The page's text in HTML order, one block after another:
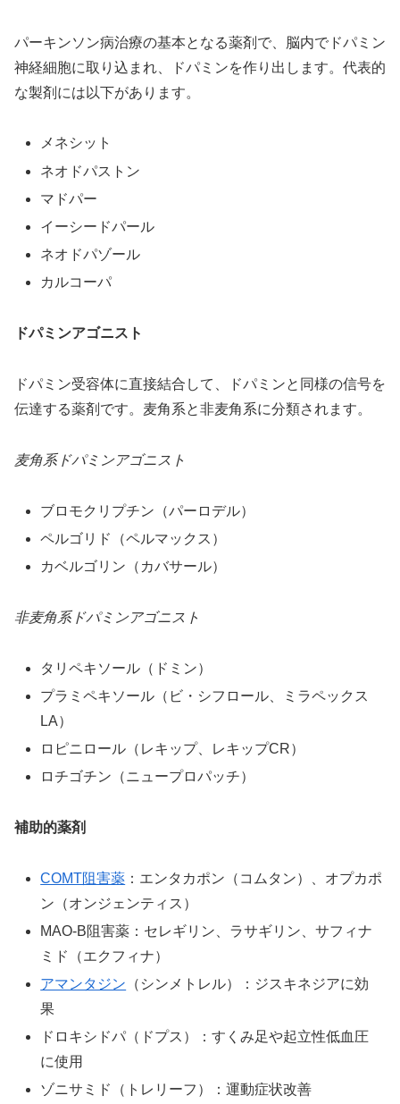
パーキンソン病治療の基本となる薬剤で、脳内でドパミン
神経細胞に取り込まれ、ドパミンを作り出します。代表的
な製剤には以下があります。
メネシット
ネオドパストン
マドパー
イーシードパール
ネオドパゾール
カルコーパ
ドパミンアゴニスト
ドパミン受容体に直接結合して、ドパミンと同様の信号を
伝達する薬剤です。麦角系と非麦角系に分類されます。
麦角系ドパミンアゴニスト
ブロモクリプチン（パーロデル）
ペルゴリド（ペルマックス）
カベルゴリン（カバサール）
非麦角系ドパミンアゴニスト
タリペキソール（ドミン）
プラミペキソール（ビ・シフロール、ミラペックス
LA）
ロピニロール（レキップ、レキップCR）
ロチゴチン（ニュープロパッチ）
補助的薬剤
COMT阻害薬 ：エンタカポン（コムタン）、オプカポ
ン（オンジェンティス）
MAO-B阻害薬：セレギリン、ラサギリン、サフィナ
ミド（エクフィナ）
アマンタジン （シンメトレル）：ジスキネジアに効
果
ドロキシドパ（ドプス）：すくみ足や起立性低血圧
に使用
ゾニサミド（トレリーフ）：運動症状改善